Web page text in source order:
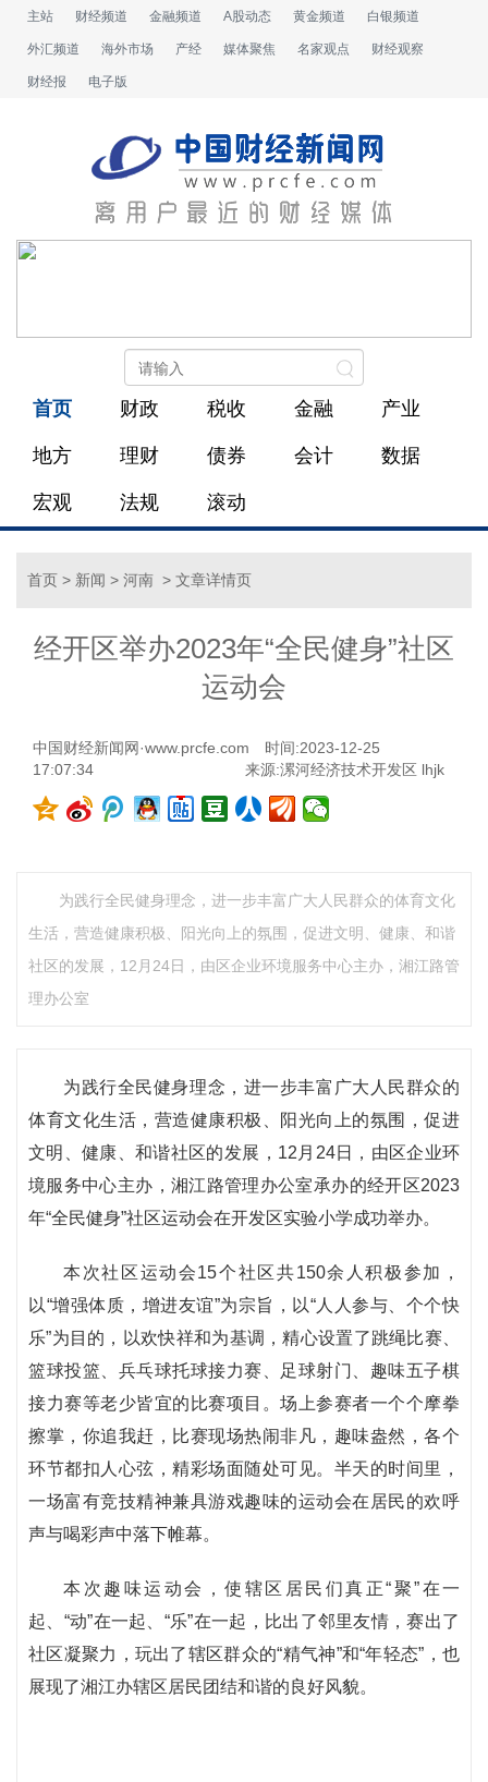
主站 财经频道 金融频道 A股动态 黄金频道 白银频道
外汇频道 海外市场 产经 媒体聚焦 名家观点 财经观察
财经报 电子版
首页 财政 税收 金融 产业
地方 理财 债券 会计 数据
宏观 法规 滚动
首页 > 新闻 > 河南 > 文章详情页
经开区举办2023年“全民健身”社区
运动会
中国财经新闻网·www.prcfe.com
时间:2023-12-25
17:07:34
来源:漯河经济技术开发区 lhjk
为践行全民健身理念，进一步丰富广大人民群众的体育文化
生活，营造健康积极、阳光向上的氛围，促进文明、健康、和谐
社区的发展，12月24日，由区企业环境服务中心主办，湘江路管
理办公室
为践行全民健身理念，进一步丰富广大人民群众的
体育文化生活，营造健康积极、阳光向上的氛围，促进
文明、健康、和谐社区的发展，12月24日，由区企业环
境服务中心主办，湘江路管理办公室承办的经开区2023
年“全民健身”社区运动会在开发区实验小学成功举办。
本次社区运动会15个社区共150余人积极参加，
以“增强体质，增进友谊”为宗旨，以“人人参与、个个快
乐”为目的，以欢快祥和为基调，精心设置了跳绳比赛、
篮球投篮、兵乓球托球接力赛、足球射门、趣味五子棋
接力赛等老少皆宜的比赛项目。场上参赛者一个个摩拳
擦掌，你追我赶，比赛现场热闹非凡，趣味盎然，各个
环节都扣人心弦，精彩场面随处可见。半天的时间里，
一场富有竞技精神兼具游戏趣味的运动会在居民的欢呼
声与喝彩声中落下帷幕。
本次趣味运动会，使辖区居民们真正“聚”在一
起、“动”在一起、“乐”在一起，比出了邻里友情，赛出了
社区凝聚力，玩出了辖区群众的“精气神”和“年轻态”，也
展现了湘江办辖区居民团结和谐的良好风貌。